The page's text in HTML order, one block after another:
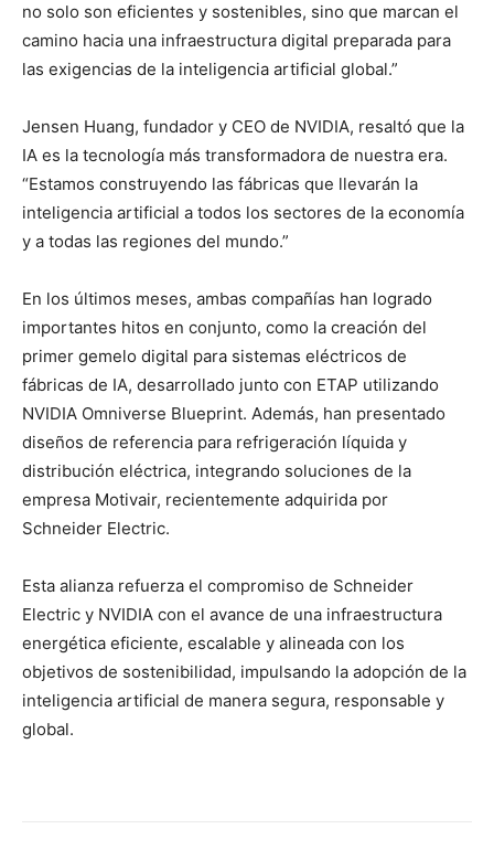
no solo son eficientes y sostenibles, sino que marcan el
camino hacia una infraestructura digital preparada para
las exigencias de la inteligencia artificial global.”
Jensen Huang, fundador y CEO de NVIDIA, resaltó que la
IA es la tecnología más transformadora de nuestra era.
“Estamos construyendo las fábricas que llevarán la
inteligencia artificial a todos los sectores de la economía
y a todas las regiones del mundo.”
En los últimos meses, ambas compañías han logrado
importantes hitos en conjunto, como la creación del
primer gemelo digital para sistemas eléctricos de
fábricas de IA, desarrollado junto con ETAP utilizando
NVIDIA Omniverse Blueprint. Además, han presentado
diseños de referencia para refrigeración líquida y
distribución eléctrica, integrando soluciones de la
empresa Motivair, recientemente adquirida por
Schneider Electric.
Esta alianza refuerza el compromiso de Schneider
Electric y NVIDIA con el avance de una infraestructura
energética eficiente, escalable y alineada con los
objetivos de sostenibilidad, impulsando la adopción de la
inteligencia artificial de manera segura, responsable y
global.